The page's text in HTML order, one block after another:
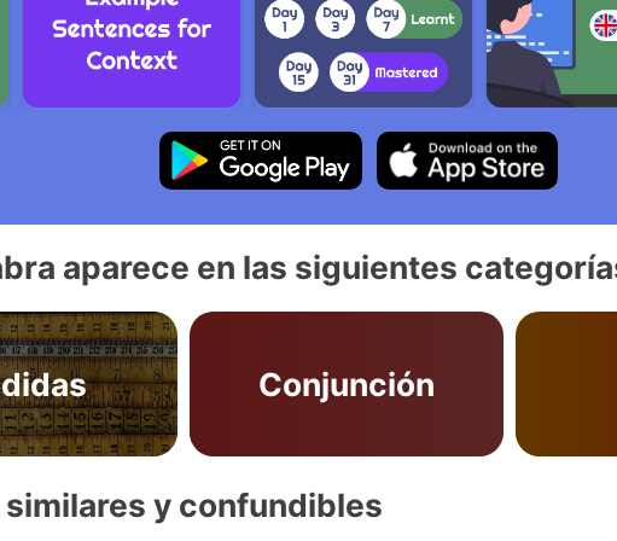
aparece en las siguientes
Conjunción
similares y confundibles